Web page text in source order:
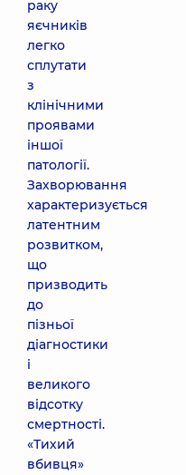
раку
яєчників
легко
сплутати
з
клінічними
проявами
іншої
патології.
Захворювання
характеризується
латентним
розвитком,
що
призводить
до
пізньої
діагностики
і
великого
відсотку
смертності.
«Тихий
вбивця»